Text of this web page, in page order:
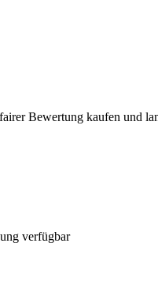
Bewertung kaufen und
verfügbar